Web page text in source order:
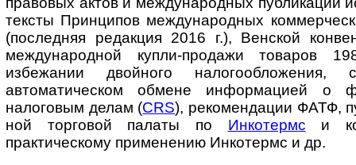
тексты Принципов международных
(пос­лед­няя редакция 2016 г.), Венской
международной купли-продажи товаров
избежании двойного
автоматическом обмене ин­фор­ма­ци­ей о
налоговым делам (CRS), рекомендации ФАТФ,
ной тор­го­вой палаты по Инкотермс и
практическому применению Инкотермс и др.